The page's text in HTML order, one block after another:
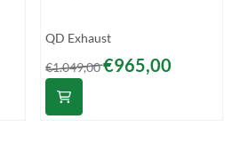
Merk:
QD Exhaust
Van 1 049,00 voor 965,00
€1.049,00€965,00